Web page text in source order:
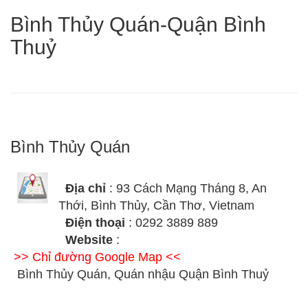
Bình Thủy Quán-Quận Bình
Thuỷ
Bình Thủy Quán
Địa chỉ : 93 Cách Mạng Tháng 8, An
Thới, Bình Thủy, Cần Thơ, Vietnam
Điện thoại : 0292 3889 889
Website :
>> Chỉ đường Google Map <<
Bình Thủy Quán, Quán nhậu Quận Bình Thuỷ